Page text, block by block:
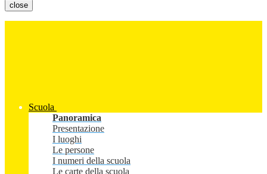
close
Scuola
Panoramica
Presentazione
I luoghi
Le persone
I numeri della scuola
Le carte della scuola